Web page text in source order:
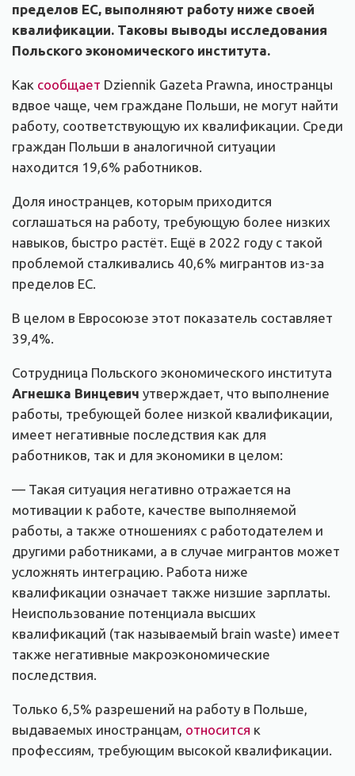
пределов ЕС, выполняют работу ниже своей
квалификации. Таковы выводы исследования
Польского экономического института.
Как сообщает Dziennik Gazeta Prawna, иностранцы
вдвое чаще, чем граждане Польши, не могут найти
работу, соответствующую их квалификации. Среди
граждан Польши в аналогичной ситуации
находится 19,6% работников.
Доля иностранцев, которым приходится
соглашаться на работу, требующую более низких
навыков, быстро растёт. Ещё в 2022 году с такой
проблемой сталкивались 40,6% мигрантов из-за
пределов ЕС.
В целом в Евросоюзе этот показатель составляет
39,4%.
Сотрудница Польского экономического института
Агнешка Винцевич утверждает, что выполнение
работы, требующей более низкой квалификации,
имеет негативные последствия как для
работников, так и для экономики в целом:
— Такая ситуация негативно отражается на
мотивации к работе, качестве выполняемой
работы, а также отношениях с работодателем и
другими работниками, а в случае мигрантов может
усложнять интеграцию. Работа ниже
квалификации означает также низшие зарплаты.
Неиспользование потенциала высших
квалификаций (так называемый brain waste) имеет
также негативные макроэкономические
последствия.
Только 6,5% разрешений на работу в Польше,
выдаваемых иностранцам, относится к
профессиям, требующим высокой квалификации.